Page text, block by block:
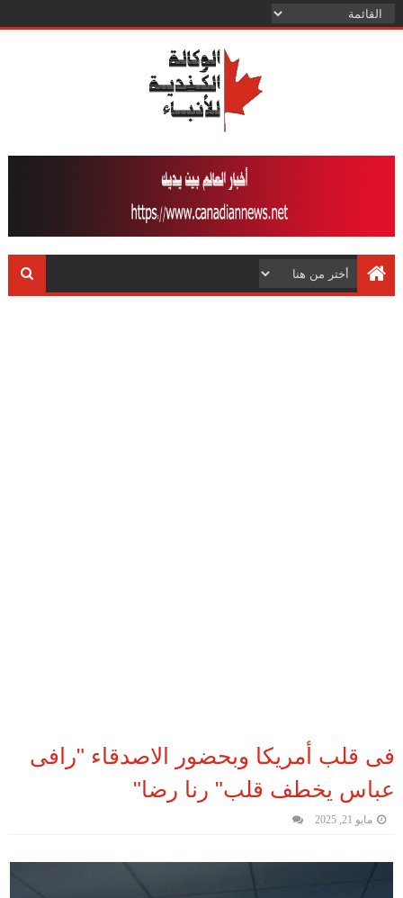
فى قلب أمريكا وبحضور الاصدقاء "رافى
عباس يخطف قلب" رنا رضا"
مايو 21, 2025